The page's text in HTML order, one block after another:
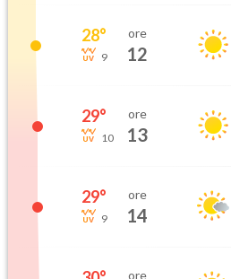
28°
9
ore
12
29°
10
ore
13
29°
9
ore
14
ore